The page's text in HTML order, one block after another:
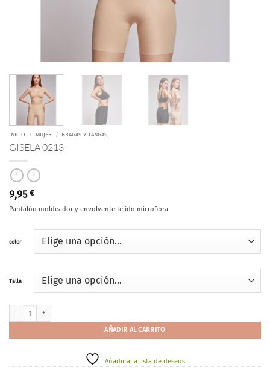
INICIO / MUJER / BRAGAS Y TANGAS
GISELA 0213
9,95 €
Pantalón moldeador y envolvente tejido microfibra
color
Talla
AÑADIR AL CARRITO
Añadir a la lista de deseos